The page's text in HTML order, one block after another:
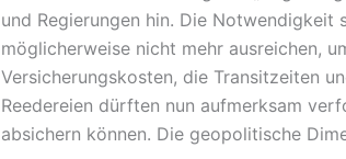
und Regierungen hin. Die Notwendigkeit
möglicherweise nicht mehr ausreichen,
Versicherungskosten, die Transitzeiten
Reedereien dürften nun aufmerksam
absichern können. Die geopolitische